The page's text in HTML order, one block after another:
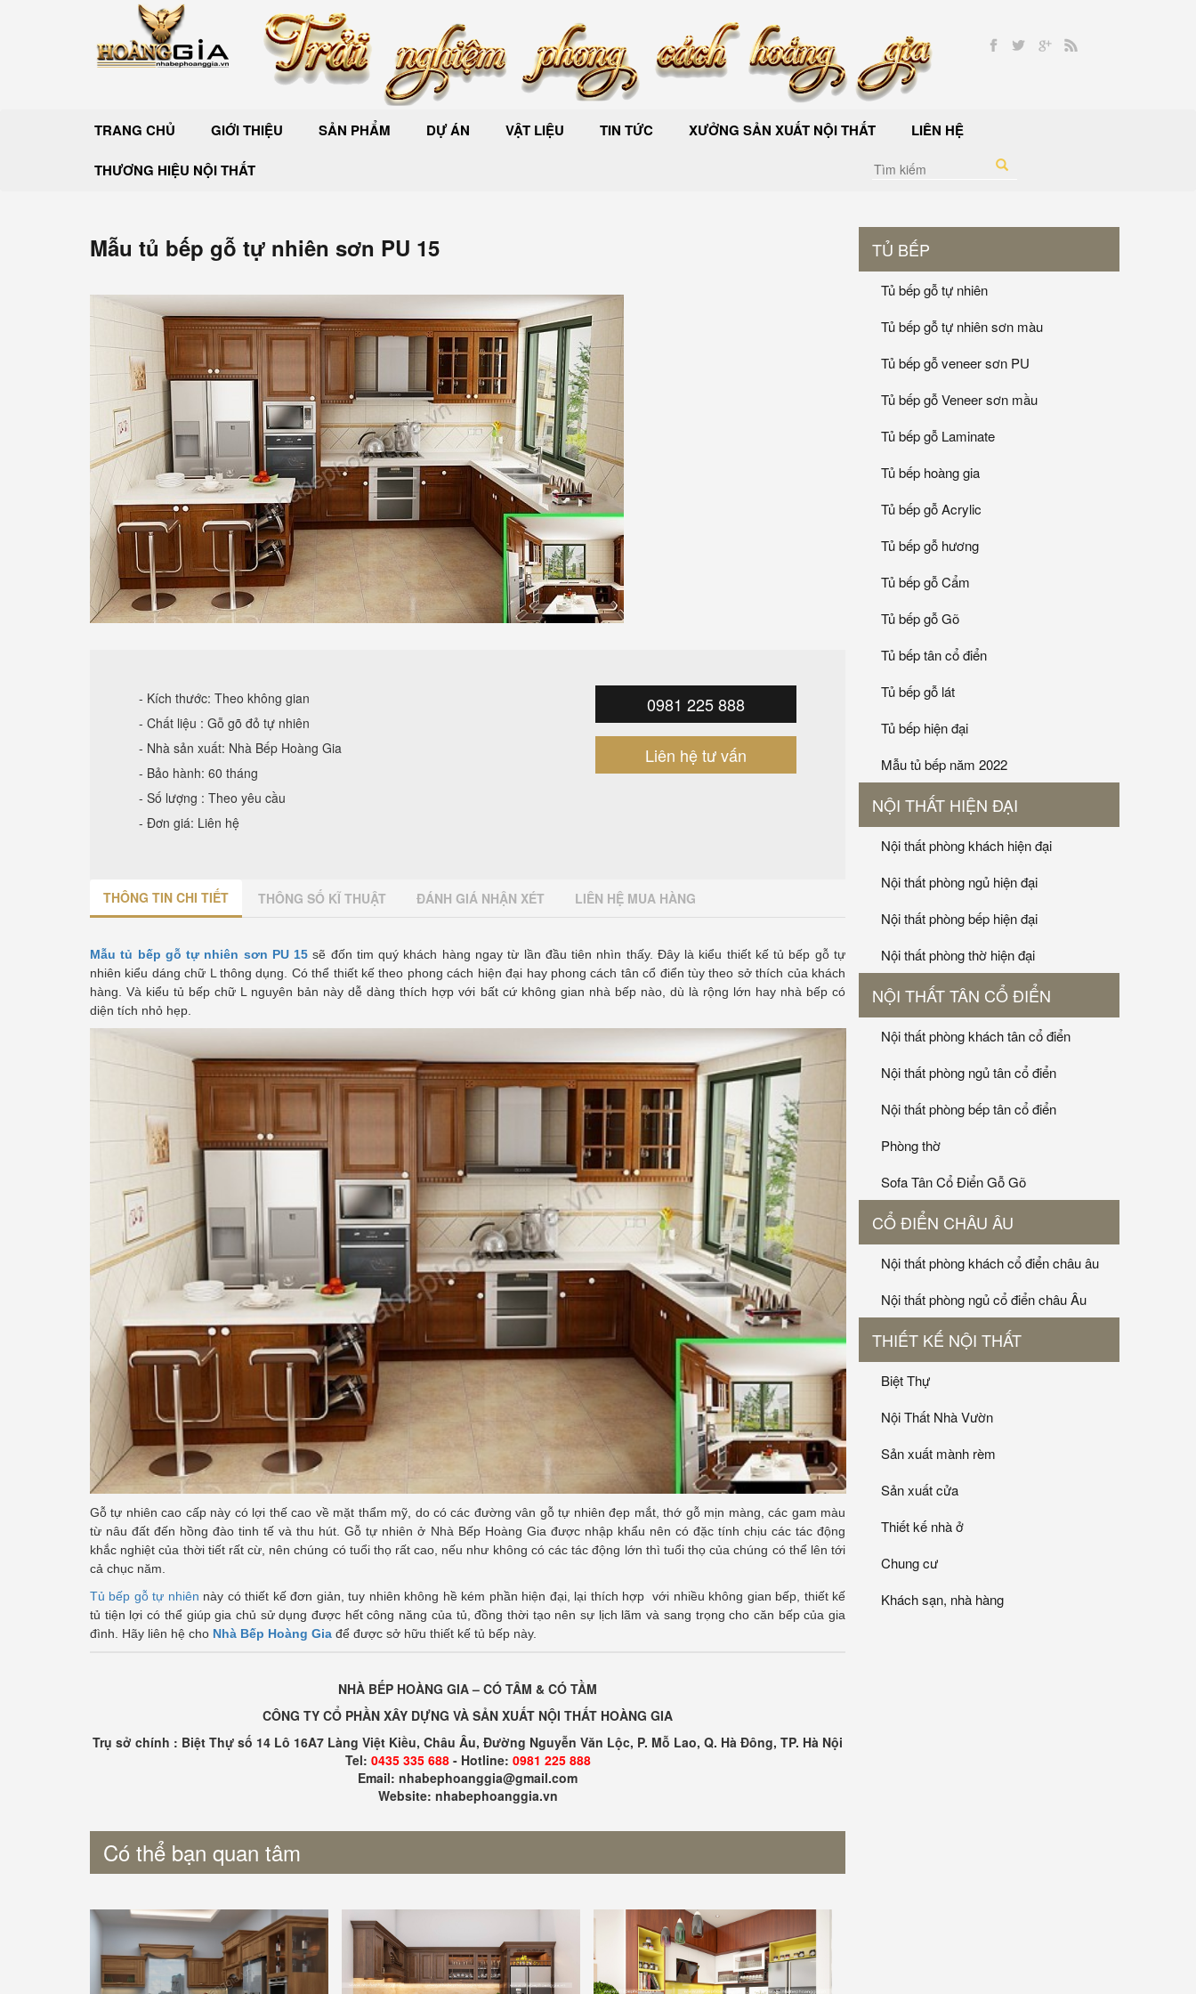
TRANG CHỦ GIỚI THIỆU SẢN PHẨM DỰ ÁN VẬT LIỆU TIN TỨC XƯỞNG SẢN XUẤT NỘI THẤT LIÊN HỆ
THƯƠNG HIỆU NỘI THẤT
Mẫu tủ bếp gỗ tự nhiên sơn PU 15
- Kích thước: Theo không gian
- Chất liệu : Gỗ gõ đỏ tự nhiên
- Nhà sản xuất: Nhà Bếp Hoàng Gia
- Bảo hành: 60 tháng
- Số lượng : Theo yêu cầu
- Đơn giá: Liên hệ
0981 225 888
Liên hệ tư vấn
THÔNG TIN CHI TIẾT THÔNG SỐ KĨ THUẬT ĐÁNH GIÁ NHẬN XÉT LIÊN HỆ MUA HÀNG
Mẫu tủ bếp gỗ tự nhiên sơn PU 15 sẽ đốn tim quý khách hàng ngay từ lần đầu tiên nhìn thấy. Đây là kiểu thiết kế tủ bếp gỗ tự
nhiên kiểu dáng chữ L thông dụng. Có thể thiết kế theo phong cách hiện đại hay phong cách tân cổ điển tùy theo sở thích của khách
hàng. Và kiểu tủ bếp chữ L nguyên bản này dễ dàng thích hợp với bất cứ không gian nhà bếp nào, dù là rộng lớn hay nhà bếp có
diện tích nhỏ hẹp.
Gỗ tự nhiên cao cấp này có lợi thế cao về mặt thẩm mỹ, do có các đường vân gỗ tự nhiên đẹp mắt, thớ gỗ mịn màng, các gam màu
từ nâu đất đến hồng đào tinh tế và thu hút. Gỗ tự nhiên ở Nhà Bếp Hoàng Gia được nhập khẩu nên có đặc tính chịu các tác động
khắc nghiệt của thời tiết rất cừ, nên chúng có tuổi thọ rất cao, nếu như không có các tác động lớn thì tuổi thọ của chúng có thể lên tới
cả chục năm.
Tủ bếp gỗ tự nhiên này có thiết kế đơn giản, tuy nhiên không hề kém phần hiện đại, lại thích hợp với nhiều không gian bếp, thiết kế
tủ tiện lợi có thể giúp gia chủ sử dụng được hết công năng của tủ, đồng thời tạo nên sự lịch lãm và sang trọng cho căn bếp của gia
đình. Hãy liên hệ cho Nhà Bếp Hoàng Gia để được sở hữu thiết kế tủ bếp này.
NHÀ BẾP HOÀNG GIA – CÓ TÂM & CÓ TẦM
CÔNG TY CỔ PHẦN XÂY DỰNG VÀ SẢN XUẤT NỘI THẤT HOÀNG GIA
Trụ sở chính : Biệt Thự số 14 Lô 16A7 Làng Việt Kiều, Châu Âu, Đường Nguyễn Văn Lộc, P. Mỗ Lao, Q. Hà Đông, TP. Hà Nội
Tel: 0435 335 688- Hotline: 0981 225 888
Email: nhabephoanggia@gmail.com
Website: nhabephoanggia.vn
Có thể bạn quan tâm
TỦ BẾP
Tủ bếp gỗ tự nhiên
Tủ bếp gỗ tự nhiên sơn màu
Tủ bếp gỗ veneer sơn PU
Tủ bếp gỗ Veneer sơn mầu
Tủ bếp gỗ Laminate
Tủ bếp hoàng gia
Tủ bếp gỗ Acrylic
Tủ bếp gỗ hương
Tủ bếp gỗ Cẩm
Tủ bếp gỗ Gõ
Tủ bếp tân cổ điển
Tủ bếp gỗ lát
Tủ bếp hiện đại
Mẫu tủ bếp năm 2022
NỘI THẤT HIỆN ĐẠI
Nội thất phòng khách hiện đại
Nội thất phòng ngủ hiện đại
Nội thất phòng bếp hiện đại
Nội thất phòng thờ hiện đại
NỘI THẤT TÂN CỔ ĐIỂN
Nội thất phòng khách tân cổ điển
Nội thất phòng ngủ tân cổ điển
Nội thất phòng bếp tân cổ điển
Phòng thờ
Sofa Tân Cổ Điển Gỗ Gõ
CỔ ĐIỂN CHÂU ÂU
Nội thất phòng khách cổ điển châu âu
Nội thất phòng ngủ cổ điển châu Âu
THIẾT KẾ NỘI THẤT
Biệt Thự
Nội Thất Nhà Vườn
Sản xuất mành rèm
Sản xuất cửa
Thiết kế nhà ở
Chung cư
Khách sạn, nhà hàng